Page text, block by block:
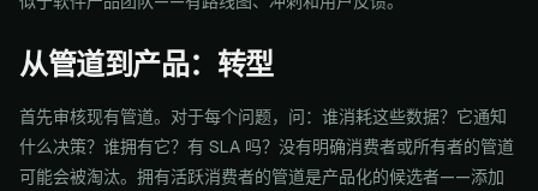
从管道到产品：转型
首先审核现有管道。对于每个问题，问：谁消耗这些数据？它通知
什么决策？谁拥有它？有 SLA 吗？没有明确消费者或所有者的管道
可能会被淘汰。拥有活跃消费者的管道是产品化的候选者——添加